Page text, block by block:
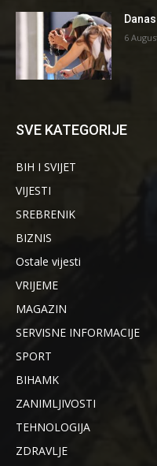
6
SVE KATEGORIJE
BIH I SVIJET
VIJESTI
SREBRENIK
BIZNIS
Ostale vijesti
VRIJEME
MAGAZIN
SERVISNE INFORMACIJE
SPORT
BIHAMK
ZANIMLJIVOSTI
TEHNOLOGIJA
ZDRAVLJE